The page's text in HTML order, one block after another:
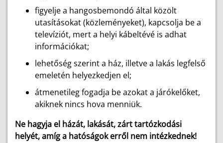
figyelje a hangosbemondó által közölt
utasításokat (közleményeket), kapcsolja be a
televíziót, mert a helyi kábeltévé is adhat
információkat;
lehetőség szerint a ház, illetve a lakás legfelső
emeletén helyezkedjen el;
átmenetileg fogadja be azokat a járókelőket,
akiknek nincs hova menniük.
Ne hagyja el házát, lakását, zárt tartózkodási
helyét, amíg a hatóságok erről nem intézkednek!